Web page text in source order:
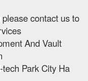
contact us to
And Vault
Park City Ha